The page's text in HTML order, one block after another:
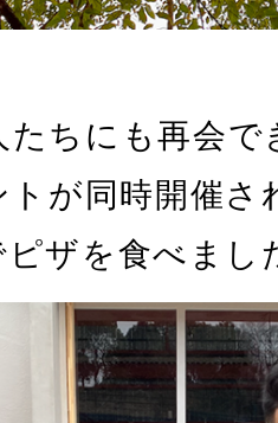
たちにも再会
トが同時開催さ
ピザを食べまし